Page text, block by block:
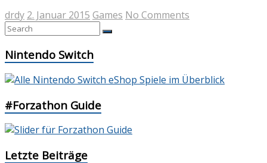
drdy 2. Januar 2015 Games No Comments
Nintendo Switch
#Forzathon Guide
Letzte Beiträge